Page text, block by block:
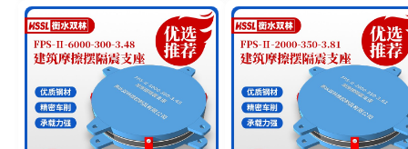
厂家